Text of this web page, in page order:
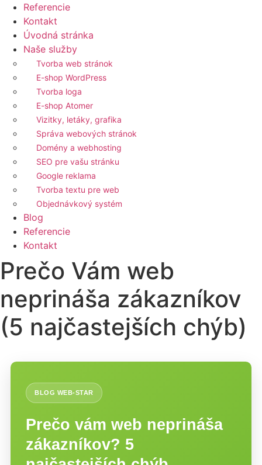
Referencie
Kontakt
Úvodná stránka
Naše služby
Tvorba web stránok
E-shop WordPress
Tvorba loga
E-shop Atomer
Vizitky, letáky, grafika
Správa webových stránok
Domény a webhosting
SEO pre vašu stránku
Google reklama
Tvorba textu pre web
Objednávkový systém
Blog
Referencie
Kontakt
Prečo Vám web
neprináša zákazníkov
(5 najčastejších chýb)
BLOG WEB-STAR
Prečo vám web neprináša
zákazníkov? 5